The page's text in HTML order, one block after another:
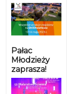
Pałac
Młodzieży
zaprasza!